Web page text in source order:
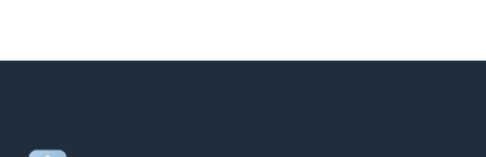
accompagnés d'un adulte. Les règles sont